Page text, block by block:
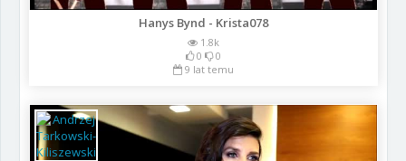
Hanys Bynd - Krista078
1.8k
0
0
9 lat temu